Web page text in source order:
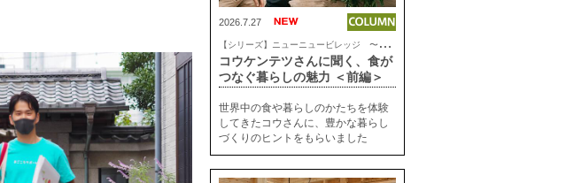
2026.7.27
【
シリーズ】ニューニュービレッジ 〜これからの気持ちいい暮らし
コウケンテツさんに聞く、食が
つなぐ暮らしの魅力 ＜前編＞
世界中の食や暮らしのかたちを体験
してきたコウさんに、豊かな暮らし
づくりのヒントをもらいました